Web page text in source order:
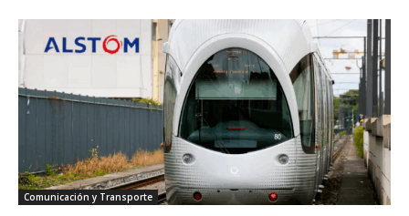
Comunicación y Transporte